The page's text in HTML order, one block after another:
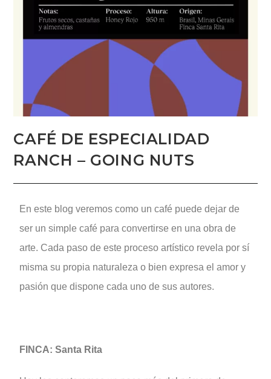
CAFÉ DE ESPECIALIDAD
RANCH – GOING NUTS
En este blog veremos como un café puede dejar de
ser un simple café para convertirse en una obra de
arte. Cada paso de este proceso artístico revela por sí
misma su propia naturaleza o bien expresa el amor y
pasión que dispone cada uno de sus autores.
FINCA: Santa Rita